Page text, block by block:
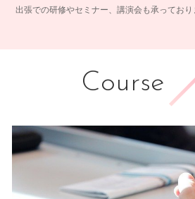
出張での研修やセミナー、講演会も承っており
Course